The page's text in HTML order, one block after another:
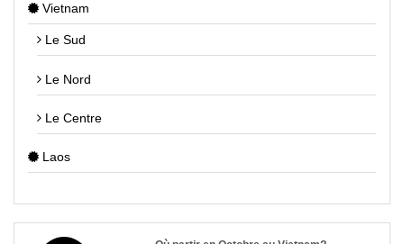
Vietnam
Le Sud
Le Nord
Le Centre
Laos